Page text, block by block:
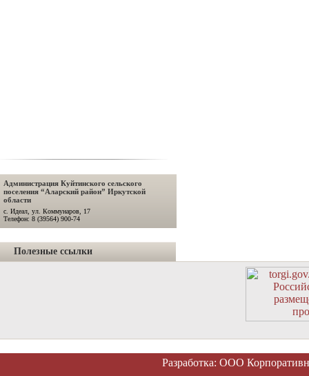
Администрация Куйтинского сельского
поселения “Аларский район” Иркутской
области
с. Идеал, ул. Коммунаров, 17
Телефон: 8 (39564) 900-74
Полезные ссылки
Разработка: ООО